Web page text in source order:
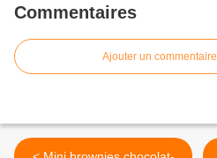
Commentaires
Ajouter un commentaire